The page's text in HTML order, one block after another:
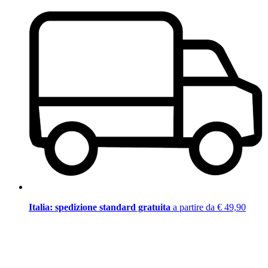
Italia: spedizione standard gratuita a partire da € 49,90